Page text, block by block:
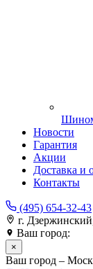
Новости
Гарантия
Акции
Доставка и
Контакты
(495) 654-32-43
г.
Ваш город:
×
Ваш город –